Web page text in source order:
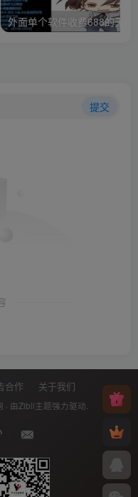
提交
合作 关于我们
· 由Zibll主题强力驱动.